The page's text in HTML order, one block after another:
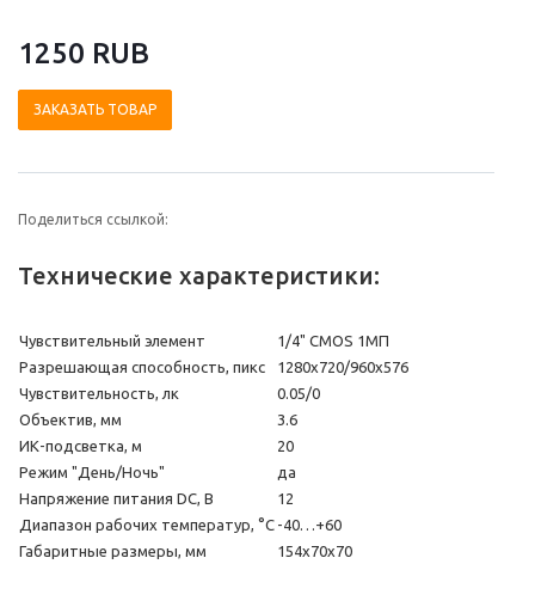
1250 RUB
ЗАКАЗАТЬ ТОВАР
Поделиться ссылкой:
Технические характеристики:
Чувствительный элемент
1/4" CMOS 1МП
Разрешающая способность, пикс
1280х720/960х576
Чувствительность, лк
0.05/0
Объектив, мм
3.6
ИК-подсветка, м
20
Режим "День/Ночь"
да
Напряжение питания DC, В
12
Диапазон рабочих температур, °С -40…+60
Габаритные размеры, мм
154х70х70